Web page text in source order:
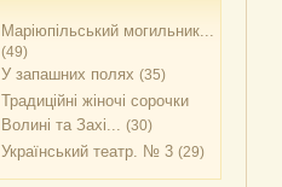
Маріюпільський могильник...
(49)
У запашних полях (35)
Традиційні жіночі сорочки
Волині та Захі... (30)
Український театр. № 3 (29)